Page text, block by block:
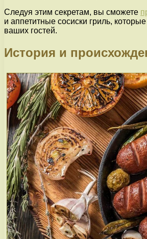
Следуя этим секретам, вы сможете
и аппетитные сосиски гриль,
ваших гостей.
История и